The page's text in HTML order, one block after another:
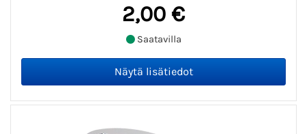
2,00 €
Saatavilla